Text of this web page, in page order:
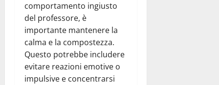
comportamento ingiusto
del professore, è
importante mantenere la
calma e la compostezza.
Questo potrebbe includere
evitare reazioni emotive o
impulsive e concentrarsi